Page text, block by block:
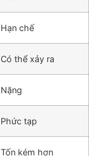
Hạn chế
Có thể xảy ra
Nặng
Phức tạp
Tốn kém hơn